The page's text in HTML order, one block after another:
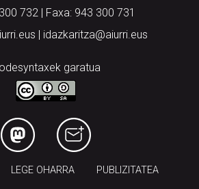
732 | Faxa: 943 300 731
| idazkaritza@aiurri.eus
garatua
LEGE OHARRA PUBLIZITATEA